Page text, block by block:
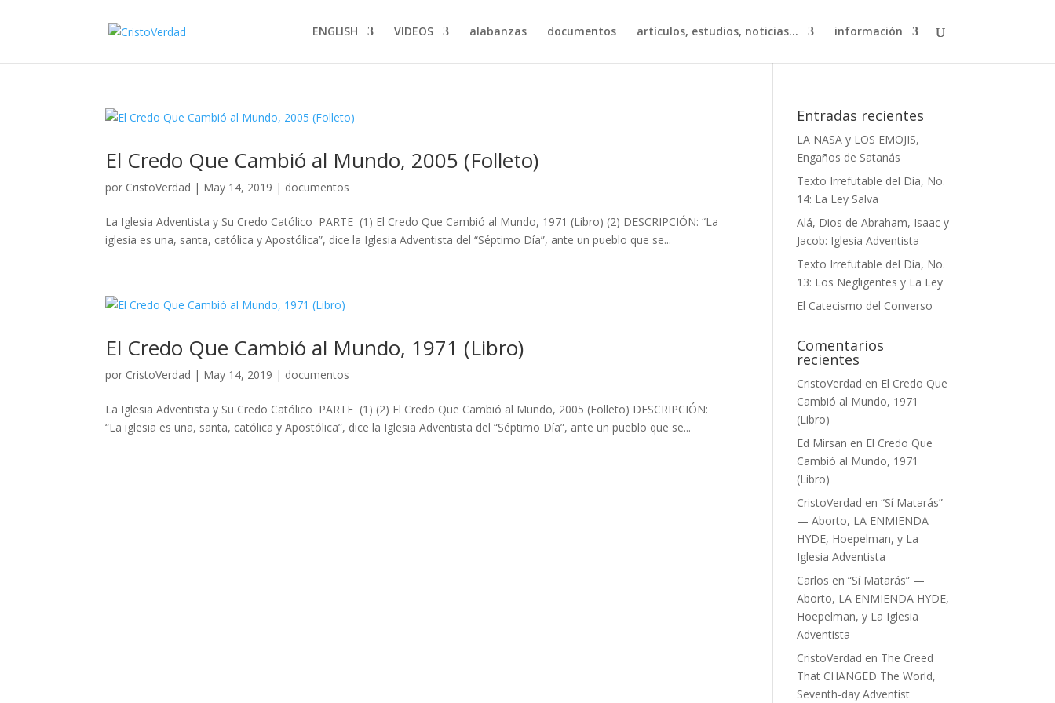
ENGLISH VIDEOS alabanzas documentos artículos, estudios, noticias… información
El Credo Que Cambió al Mundo, 2005 (Folleto)
por CristoVerdad | May 14, 2019 | documentos
La Iglesia Adventista y Su Credo Católico PARTE (1) El Credo Que Cambió al Mundo, 1971 (Libro) (2) DESCRIPCIÓN: “La
iglesia es una, santa, católica y Apostólica”, dice la Iglesia Adventista del “Séptimo Día”, ante un pueblo que se...
El Credo Que Cambió al Mundo, 1971 (Libro)
por CristoVerdad | May 14, 2019 | documentos
La Iglesia Adventista y Su Credo Católico PARTE (1) (2) El Credo Que Cambió al Mundo, 2005 (Folleto) DESCRIPCIÓN:
“La iglesia es una, santa, católica y Apostólica”, dice la Iglesia Adventista del “Séptimo Día”, ante un pueblo que se...
Entradas recientes
LA NASA y LOS EMOJIS,
Engaños de Satanás
Texto Irrefutable del Día, No.
14: La Ley Salva
Alá, Dios de Abraham, Isaac y
Jacob: Iglesia Adventista
Texto Irrefutable del Día, No.
13: Los Negligentes y La Ley
El Catecismo del Converso
Comentarios
recientes
CristoVerdad en El Credo Que
Cambió al Mundo, 1971
(Libro)
Ed Mirsan en El Credo Que
Cambió al Mundo, 1971
(Libro)
CristoVerdad en“Sí Matarás”
— Aborto, LA ENMIENDA
HYDE, Hoepelman, y La
Iglesia Adventista
Carlos en“Sí Matarás” —
Aborto, LA ENMIENDA HYDE,
Hoepelman, y La Iglesia
Adventista
CristoVerdad en The Creed
That CHANGED The World,
Seventh-day Adventist